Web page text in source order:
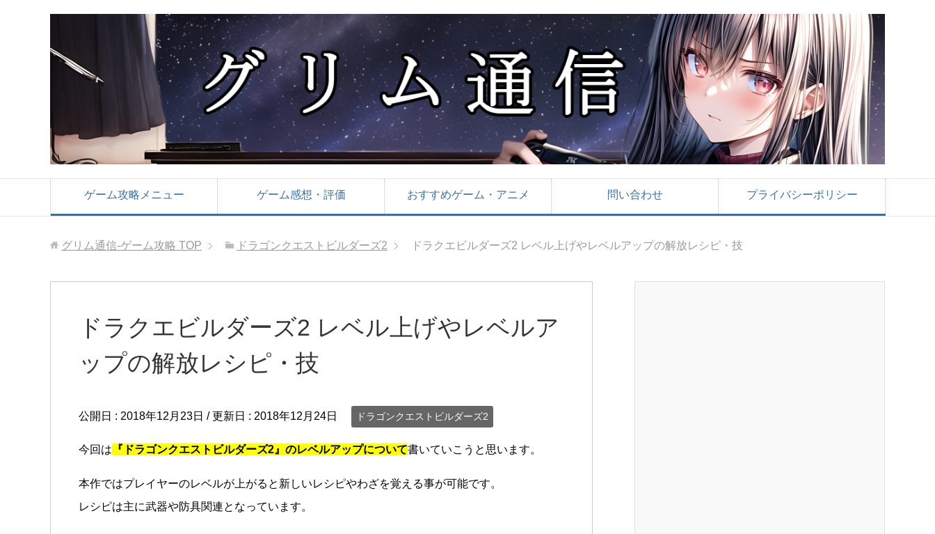
ゲーム攻略メニュー ゲーム感想・評価 おすすめゲーム・アニメ 問い合わせ プライバシーポリシー
グリム通信-ゲーム攻略 TOP ドラゴンクエストビルダーズ2 ドラクエビルダーズ2 レベル上げやレベルアップの解放レシピ・技
ドラクエビルダーズ2 レベル上げやレベルア
ップの解放レシピ・技
公開日 : 2018年12月23日 / 更新日 : 2018年12月24日 ドラゴンクエストビルダーズ2
今回は 『ドラゴンクエストビルダーズ2』のレベルアップについて書いていこうと思います。
本作ではプレイヤーのレベルが上がると新しいレシピやわざを覚える事が可能です。
レシピは主に武器や防具関連となっています。